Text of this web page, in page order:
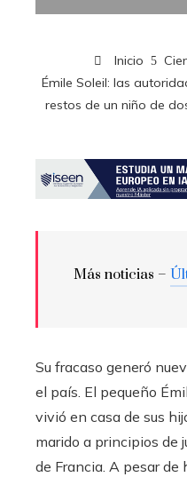
Inicio
Émile Soleil: las
restos de un niño de
Más noticias –
Su fracaso generó
el país. El pequeño
vivió en casa de sus
marido a principios de
de Francia. A pesar